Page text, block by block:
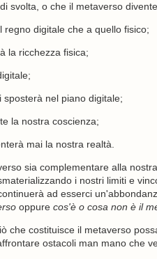
svolta, o che il metaverso
digitale che a quello fisico;
la ricchezza fisica;
nel piano digitale;
la nostra coscienza;
mai la nostra realtà.
sia complementare alla
i nostri limiti e
ad esserci
oppure cos'è o cosa non è il
che costituisce il metaverso
ostacoli man mano che